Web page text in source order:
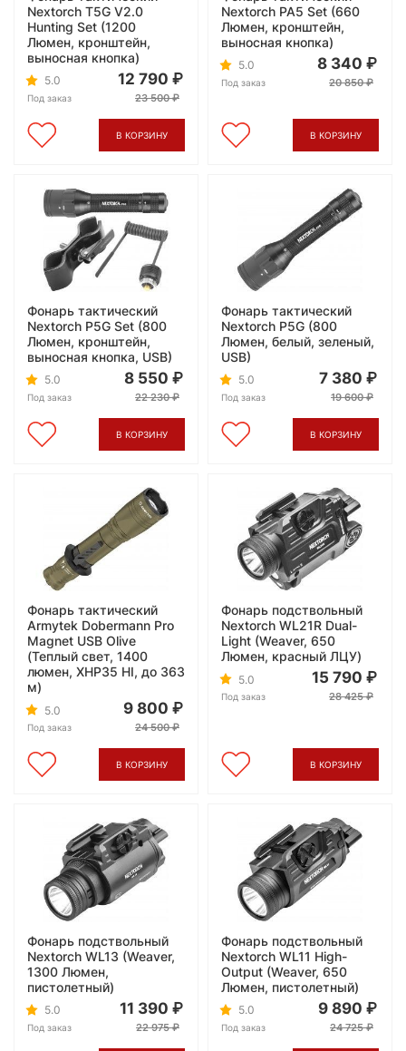
Nextorch T5G V2.0
Hunting Set (1200
Люмен, кронштейн,
выносная кнопка)
5.0
Под заказ
12 790
23 500
В КОРЗИНУ
Nextorch PA5 Set (660
Люмен, кронштейн,
выносная кнопка)
5.0
Под заказ
8 340
20 850
В КОРЗИНУ
Фонарь тактический
Nextorch P5G Set (800
Люмен, кронштейн,
выносная кнопка, USB)
5.0
Под заказ
8 550
22 230
В КОРЗИНУ
Фонарь тактический
Nextorch P5G (800
Люмен, белый, зеленый,
USB)
5.0
Под заказ
7 380
19 600
В КОРЗИНУ
Фонарь тактический
Armytek Dobermann Pro
Magnet USB Olive
(Теплый свет, 1400
люмен, XHP35 HI, до 363
м)
5.0
Под заказ
9 800
24 500
В КОРЗИНУ
Фонарь подствольный
Nextorch WL21R Dual-
Light (Weaver, 650
Люмен, красный ЛЦУ)
5.0
Под заказ
15 790
28 425
В КОРЗИНУ
Фонарь подствольный
Nextorch WL13 (Weaver,
1300 Люмен,
пистолетный)
5.0
Под заказ
11 390
22 975
Фонарь подствольный
Nextorch WL11 High-
Output (Weaver, 650
Люмен, пистолетный)
5.0
Под заказ
9 890
24 725